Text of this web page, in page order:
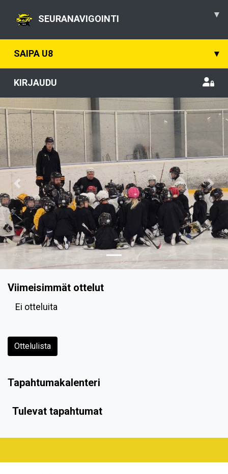
SEURANAVIGOINTI ▾
SAIPA U8 ▾
KIRJAUDU
Previous
Viimeisimmät ottelut
Ei otteluita
Ottelulista
Tapahtumakalenteri
Tulevat tapahtumat